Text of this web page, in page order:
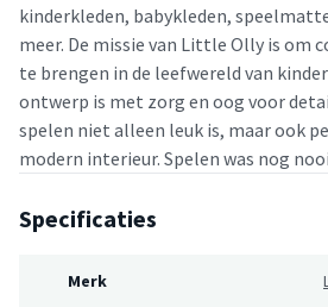
kinderkleden, babykleden,
meer. De missie van Little Olly is om
te brengen in de leefwereld van
ontwerp is met zorg en oog voor
spelen niet alleen leuk is, maar ook
modern interieur. Spelen was nog
Specificaties
Merk